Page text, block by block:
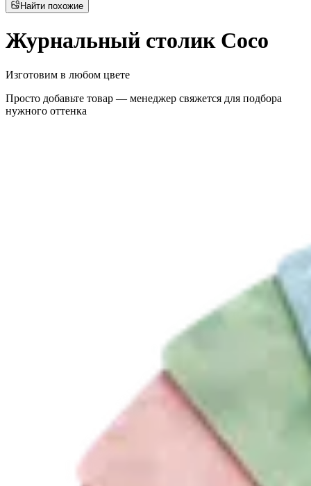
Найти похожие
Журнальный столик Coco
Изготовим в любом цвете
Просто добавьте товар — менеджер свяжется для подбора
нужного оттенка